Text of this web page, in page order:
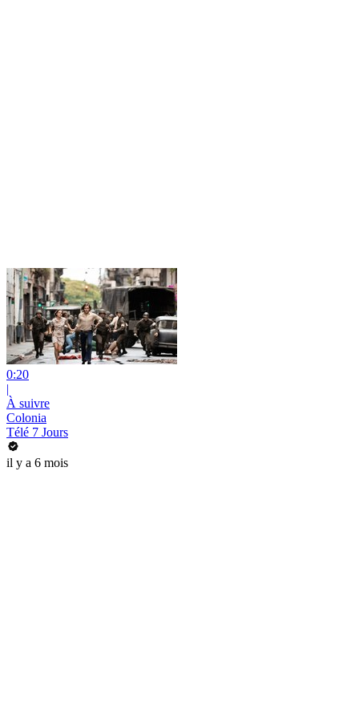
0:20
|
À suivre
Colonia
Télé 7 Jours
il y a 6 mois